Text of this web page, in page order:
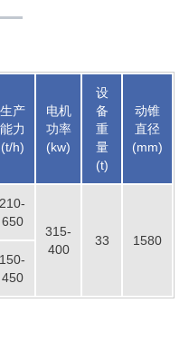
生产
能力
(t/h)
电机
功率
(kw)
设
备
重
量
(t)
动锥
直径
(mm)
210-
650
315-
400
33
1580
150-
450
500-600吨机制砂项目